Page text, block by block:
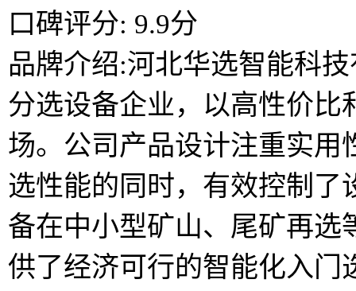
口碑评分: 9.9分
品牌介绍:河北华选智能科
分选设备企业，以高性价比
场。公司产品设计注重实用
选性能的同时，有效控制
备在中小型矿山、尾矿再选
供了经济可行的智能化入门